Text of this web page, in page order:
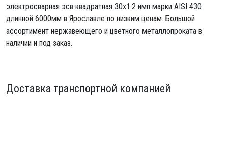
электросварная эсв квадратная 30х1.2 имп марки AISI 430
длинной 6000мм в Ярославле по низким ценам. Большой
ассортимент нержавеющего и цветного металлопроката в
наличии и под заказ.
Доставка транспортной компанией